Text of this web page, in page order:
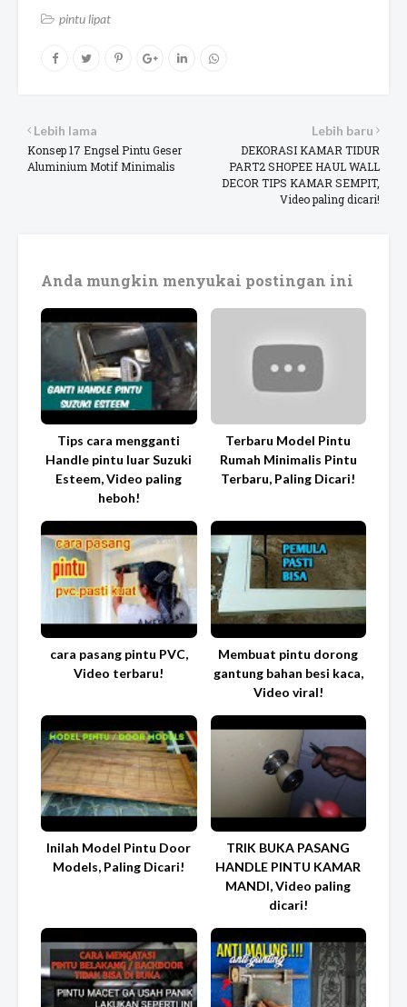
pintu lipat
Lebih baru
DEKORASI KAMAR TIDUR
PART2 SHOPEE HAUL WALL
DECOR TIPS KAMAR SEMPIT,
Video paling dicari!
Lebih lama
Konsep 17 Engsel Pintu Geser
Aluminium Motif Minimalis
Anda mungkin menyukai postingan ini
Tips cara mengganti
Handle pintu luar Suzuki
Esteem, Video paling
heboh!
Terbaru Model Pintu
Rumah Minimalis Pintu
Terbaru, Paling Dicari!
cara pasang pintu PVC,
Video terbaru!
Membuat pintu dorong
gantung bahan besi kaca,
Video viral!
Inilah Model Pintu Door
Models, Paling Dicari!
TRIK BUKA PASANG
HANDLE PINTU KAMAR
MANDI, Video paling
dicari!